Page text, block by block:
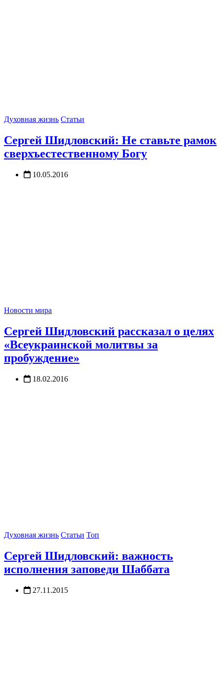
Духовная жизнь Статьи
Сергей Шидловский: Не ставьте рамок
сверхъестественному Богу
10.05.2016
Новости мира
Сергей Шидловский рассказал о целях
«Всеукраинской молитвы за
пробуждение»
18.02.2016
Духовная жизнь Статьи Топ
Сергей Шидловский: важность
исполнения заповеди Шаббата
27.11.2015